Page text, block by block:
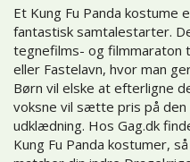
Et Kung Fu Panda kostume
fantastisk samtalestarter.
tegnefilms- og filmmaraton
eller Fastelavn, hvor man
Børn vil elske at efterligne
voksne vil sætte pris på den
udklædning. Hos Gag.dk
Kung Fu Panda kostumer,